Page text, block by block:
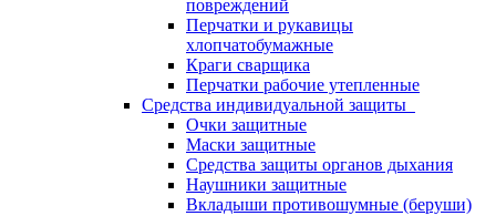
повреждений
Перчатки и рукавицы
хлопчатобумажные
Краги сварщика
Перчатки рабочие утепленные
Средства индивидуальной защиты
Очки защитные
Маски защитные
Средства защиты органов дыхания
Наушники защитные
Вкладыши противошумные (беруши)